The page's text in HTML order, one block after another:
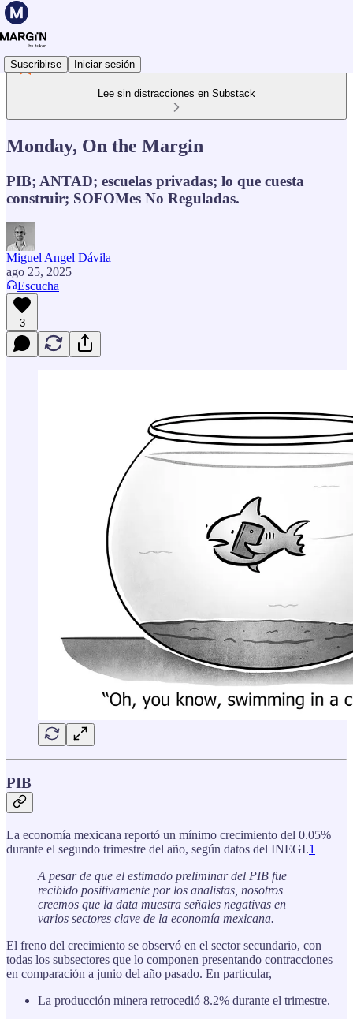
Suscribirse Iniciar sesión
Lee sin distracciones en Substack
Monday, On the Margin
PIB; ANTAD; escuelas privadas; lo que cuesta
construir; SOFOMes No Reguladas.
Miguel Angel Dávila
ago 25, 2025
Escucha
3
PIB
La economía mexicana reportó un mínimo crecimiento del 0.05%
durante el segundo trimestre del año, según datos del INEGI.1
A pesar de que el estimado preliminar del PIB fue
recibido positivamente por los analistas, nosotros
creemos que la data muestra señales negativas en
varios sectores clave de la economía mexicana.
El freno del crecimiento se observó en el sector secundario, con
todas los subsectores que lo componen presentando contracciones
en comparación a junio del año pasado. En particular,
La producción minera retrocedió 8.2% durante el trimestre.